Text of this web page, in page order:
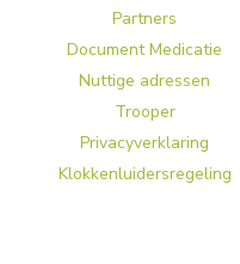
Partners
Document Medicatie
Nuttige adressen
Trooper
Privacyverklaring
Klokkenluidersregeling